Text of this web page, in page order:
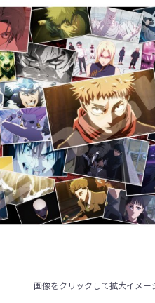
画像をクリックして拡大イメー